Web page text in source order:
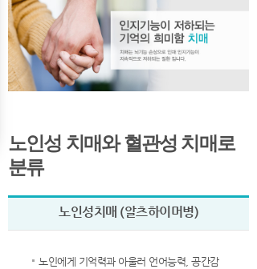
노인성 치매와 혈관성 치매로
분류
노인성치매 (알츠하이머병)
노인에게 기억력과 아울러 언어능력, 공간감